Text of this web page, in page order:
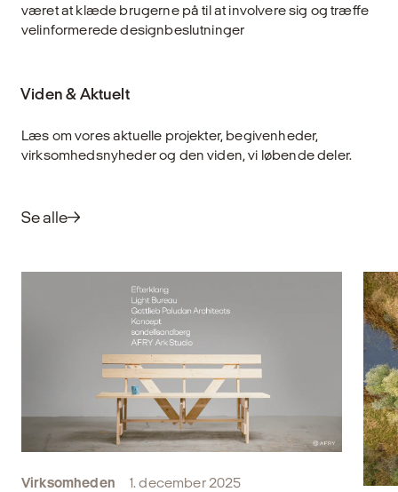
været at klæde brugerne på til at involvere sig og træffe
velinformerede designbeslutninger
Viden & Aktuelt
Læs om vores aktuelle projekter, begivenheder,
virksomhedsnyheder og den viden, vi løbende deler.
Se alle
Virksomheden 1. december 2025